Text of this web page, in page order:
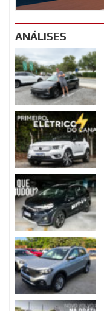
ANÁLISES